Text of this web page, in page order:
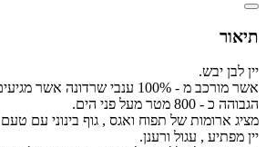
תיאור
יין לבן יבש.
אשר מורכב מ - 100% ענבי שרדונה
הגבוהה כ - 800 מטר מעל פני הים.
מציג ארומות של תפוח ואגס , גוף בינוני עם
יין מפתיע , עגול ורענן.